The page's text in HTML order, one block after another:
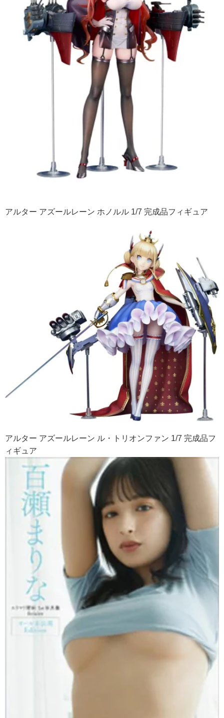
アルター アズールレーン ホノルル 1/7 完成品フィギュア
アルター アズールレーン ル・トリオンファン 1/7 完成品フ
ィギュア